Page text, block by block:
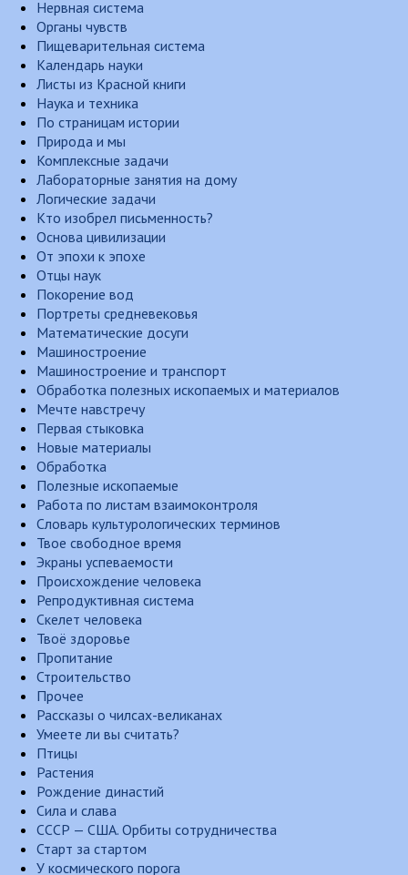
Нервная система
Органы чувств
Пищеварительная система
Календарь науки
Листы из Красной книги
Наука и техника
По страницам истории
Природа и мы
Комплексные задачи
Лабораторные занятия на дому
Логические задачи
Кто изобрел письменность?
Основа цивилизации
От эпохи к эпохе
Отцы наук
Покорение вод
Портреты средневековья
Математические досуги
Машиностроение
Машиностроение и транспорт
Обработка полезных ископаемых и материалов
Мечте навстречу
Первая стыковка
Новые материалы
Обработка
Полезные ископаемые
Работа по листам взаимоконтроля
Словарь культурологических терминов
Твое свободное время
Экраны успеваемости
Происхождение человека
Репродуктивная система
Скелет человека
Твоё здоровье
Пропитание
Строительство
Прочее
Рассказы о чилсах-великанах
Умеете ли вы считать?
Птицы
Растения
Рождение династий
Сила и слава
СССР — США. Орбиты сотрудничества
Старт за стартом
У космического порога